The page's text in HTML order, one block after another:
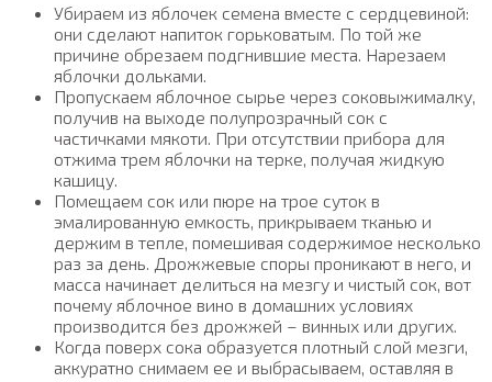
Убираем из яблочек семена вместе с сердцевиной:
они сделают напиток горьковатым. По той же
причине обрезаем подгнившие места. Нарезаем
яблочки дольками.
Пропускаем яблочное сырье через соковыжималку,
получив на выходе полупрозрачный сок с
частичками мякоти. При отсутствии прибора для
отжима трем яблочки на терке, получая жидкую
кашицу.
Помещаем сок или пюре на трое суток в
эмалированную емкость, прикрываем тканью и
держим в тепле, помешивая содержимое несколько
раз за день. Дрожжевые споры проникают в него, и
масса начинает делиться на мезгу и чистый сок, вот
почему яблочное вино в домашних условиях
производится без дрожжей – винных или других.
Когда поверх сока образуется плотный слой мезги,
аккуратно снимаем ее и выбрасываем, оставляя в